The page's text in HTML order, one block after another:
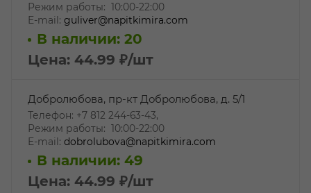
Режим работы: 10:00-22:00
E-mail: guliver@napitkimira.com
В наличии: 20
Цена: 44.99 ₽/шт
Добролюбова, пр-кт Добролюбова, д. 5/1
Телефон: +7 812 244-63-43,
Режим работы: 10:00-22:00
E-mail: dobrolubova@napitkimira.com
В наличии: 49
Цена: 44.99 ₽/шт